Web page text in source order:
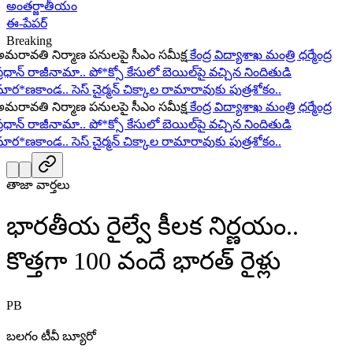
అంతర్జాతీయం
ఈ-పేపర్
Breaking
నిర్మాణ పనులపై సీఎం సమీక్ష కేంద్ర విద్యాశాఖ మంత్రి ధర్మేంద్ర
రాజీనామా.. పో*క్సో కేసులో బెయిల్‌పై వచ్చిన నిందితుడి
సెస్ చైర్మన్ చిక్కాల రామారావుకు పుత్రశోకం..
నిర్మాణ పనులపై సీఎం సమీక్ష కేంద్ర విద్యాశాఖ మంత్రి ధర్మేంద్ర
రాజీనామా.. పో*క్సో కేసులో బెయిల్‌పై వచ్చిన నిందితుడి
సెస్ చైర్మన్ చిక్కాల రామారావుకు పుత్రశోకం..
తాజా వార్తలు
భారతీయ రైల్వే కీలక నిర్ణయం..
కొత్తగా 100 వందే భారత్ రైళ్లు
PB
బలగం టీవీ బ్యూరో